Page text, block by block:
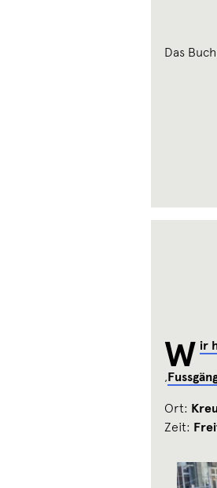
Das
W ir
,
Ort:
Zeit: